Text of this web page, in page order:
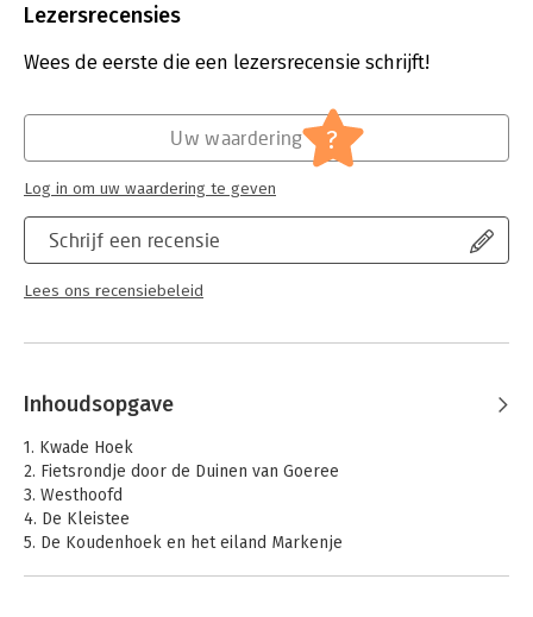
kennen de natuur van deze regio op hun duimpje en wijzen je
In deze gids vind je:
- Vele iconische soorten
- Concrete (veelal gemarkeerde) fiets- en wandelroutes
- Handige gedetailleerde kaarten met exacte (gps)locaties
- Praktische informatie over bereikbaarheid en
- Vele prachtige foto’s
Uitgever:
Verschijningsdatum:
15-6-2024
Natuurgidsen
Lezersrecensies
Wees de eerste die een lezersrecensie schrijft!
Schrijf een recensie
Lees ons recensiebeleid
Uw waardering ?
Log in om uw waardering te geven
Inhoudsopgave
1. Kwade Hoek
2. Fietsrondje door de Duinen van Goeree
3. Westhoofd
4. De Kleistee
5. De Koudenhoek en het eiland Markenje